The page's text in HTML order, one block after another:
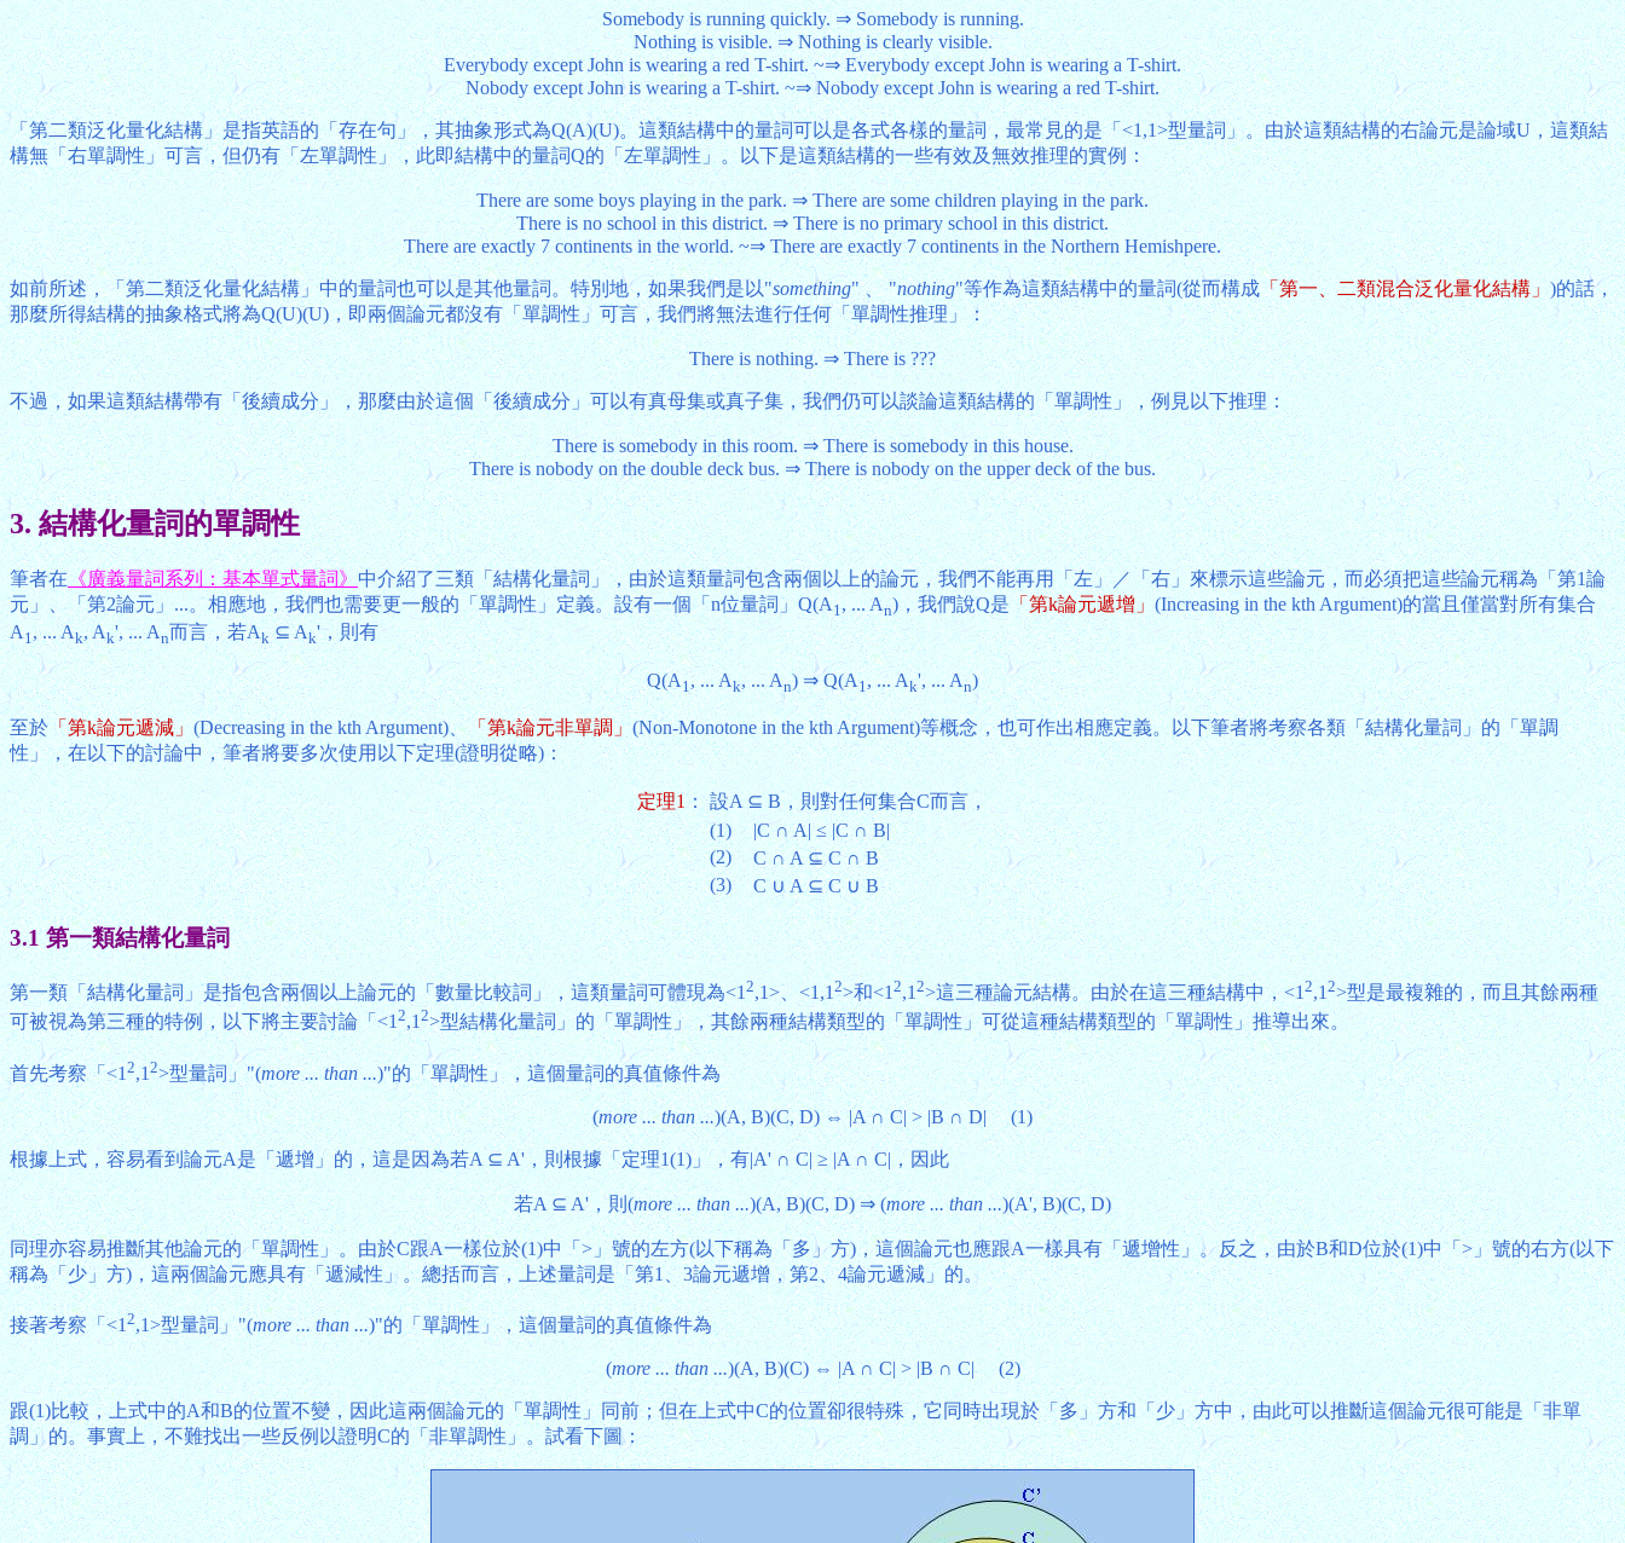
Somebody is running quickly. ⇒ Somebody is running.
Nothing is visible. ⇒ Nothing is clearly visible.
Everybody except John is wearing a red T-shirt. ~⇒ Everybody except John is wearing a T-shirt.
Nobody except John is wearing a T-shirt. ~⇒ Nobody except John is wearing a red T-shirt.
「第二類泛化量化結構」是指英語的「存在句」，其抽象形式為Q(A)(U)。這類結構中的量詞可以是各式各樣的量詞，最常見的是「<1,1>型量詞」。由於這類結構的右論元是論域U，這類結
構無「右單調性」可言，但仍有「左單調性」，此即結構中的量詞Q的「左單調性」。以下是這類結構的一些有效及無效推理的實例：
There are some boys playing in the park. ⇒ There are some children playing in the park.
There is no school in this district. ⇒ There is no primary school in this district.
There are exactly 7 continents in the world. ~⇒ There are exactly 7 continents in the Northern Hemishpere.
如前所述，「第二類泛化量化結構」中的量詞也可以是其他量詞。特別地，如果我們是以"something" 、 "nothing"等作為這類結構中的量詞(從而構成「第一、二類混合泛化量化結構」)的話，
那麼所得結構的抽象格式將為Q(U)(U)，即兩個論元都沒有「單調性」可言，我們將無法進行任何「單調性推理」：
There is nothing. ⇒ There is ???
不過，如果這類結構帶有「後續成分」，那麼由於這個「後續成分」可以有真母集或真子集，我們仍可以談論這類結構的「單調性」，例見以下推理：
There is somebody in this room. ⇒ There is somebody in this house.
There is nobody on the double deck bus. ⇒ There is nobody on the upper deck of the bus.
3. 結構化量詞的單調性
筆者在《廣義量詞系列：基本單式量詞》中介紹了三類「結構化量詞」，由於這類量詞包含兩個以上的論元，我們不能再用「左」／「右」來標示這些論元，而必須把這些論元稱為「第1論
元」、「第2論元」...。相應地，我們也需要更一般的「單調性」定義。設有一個「n位量詞」Q(A1, ... An)，我們說Q是「第k論元遞增」(Increasing in the kth Argument)的當且僅當對所有集合
A1, ... Ak, Ak', ... An而言，若Ak⊆ Ak'，則有
Q(A1, ... Ak, ... An) ⇒ Q(A1, ... Ak', ... An)
至於「第k論元遞減」(Decreasing in the kth Argument)、「第k論元非單調」(Non-Monotone in the kth Argument)等概念，也可作出相應定義。以下筆者將考察各類「結構化量詞」的「單調
性」，在以下的討論中，筆者將要多次使用以下定理(證明從略)：
定理1： 設A ⊆ B，則對任何集合C而言，
(1)
|C ∩ A| ≤ |C ∩ B|
(2)
C ∩ A ⊆ C ∩ B
(3)
C ∪ A ⊆ C ∪ B
3.1 第一類結構化量詞
第一類「結構化量詞」是指包含兩個以上論元的「數量比較詞」，這類量詞可體現為<12,1>、<1,12>和<12,12>這三種論元結構。由於在這三種結構中，<12,12>型是最複雜的，而且其餘兩種
可被視為第三種的特例，以下將主要討論「<12,12>型結構化量詞」的「單調性」，其餘兩種結構類型的「單調性」可從這種結構類型的「單調性」推導出來。
首先考察「<12,12>型量詞」"(more ... than ...)"的「單調性」，這個量詞的真值條件為
(more ... than ...)(A, B)(C, D) ⇔ |A ∩ C| > |B ∩ D| (1)
根據上式，容易看到論元A是「遞增」的，這是因為若A ⊆ A'，則根據「定理1(1)」，有|A' ∩ C| ≥ |A ∩ C|，因此
若A ⊆ A'，則(more ... than ...)(A, B)(C, D) ⇒ (more ... than ...)(A', B)(C, D)
同理亦容易推斷其他論元的「單調性」。由於C跟A一樣位於(1)中「>」號的左方(以下稱為「多」方)，這個論元也應跟A一樣具有「遞增性」。反之，由於B和D位於(1)中「>」號的右方(以下
稱為「少」方)，這兩個論元應具有「遞減性」。總括而言，上述量詞是「第1、3論元遞增，第2、4論元遞減」的。
接著考察「<12,1>型量詞」"(more ... than ...)"的「單調性」，這個量詞的真值條件為
(more ... than ...)(A, B)(C) ⇔ |A ∩ C| > |B ∩ C| (2)
跟(1)比較，上式中的A和B的位置不變，因此這兩個論元的「單調性」同前；但在上式中C的位置卻很特殊，它同時出現於「多」方和「少」方中，由此可以推斷這個論元很可能是「非單
調」的。事實上，不難找出一些反例以證明C的「非單調性」。試看下圖：